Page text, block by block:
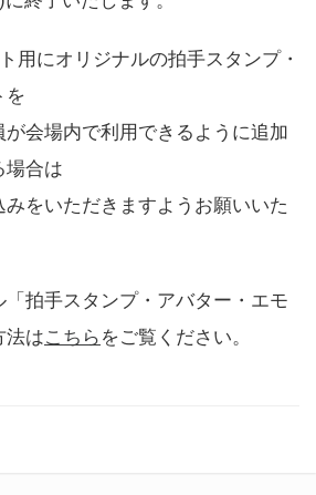
用にオリジナルの拍手スタンプ・
を
会場内で利用できるように追加
場合は
みをいただきますようお願いいた
拍手スタンプ・アバター・エモ
法はこちら をご覧ください。